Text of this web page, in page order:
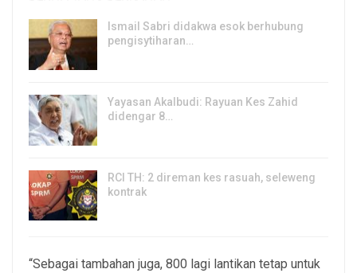
Ismail Sabri didakwa esok berhubung
pengisytiharan…
Yayasan Akalbudi: Rayuan Kes Zahid
didengar 8…
RCI TH: 2 direman kes rasuah, seleweng
kontrak
“Sebagai tambahan juga, 800 lagi lantikan tetap untuk